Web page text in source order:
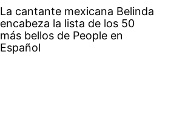
La cantante mexicana Belinda
encabeza la lista de los 50
más bellos de People en
Español